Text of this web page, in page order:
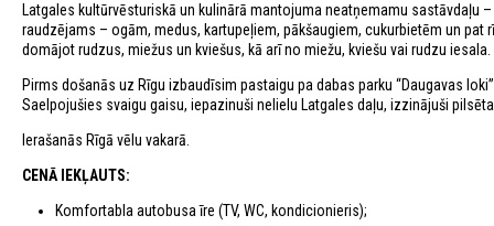
Latgales kultūrvēsturiskā un kulinārā mantojuma neatņemamu sastāvdaļu
raudzējams – ogām, medus, kartupeļiem, pākšaugiem, cukurbietēm un
domājot rudzus, miežus un kviešus, kā arī no miežu, kviešu vai rudzu
Pirms došanās uz Rīgu izbaudīsim pastaigu pa dabas parku “Daugavas
Saelpojušies svaigu gaisu, iepazinuši nelielu Latgales daļu, izzinājuši
Ierašanās Rīgā vēlu vakarā.
CENĀ IEKĻAUTS:
Komfortabla autobusa īre (TV, WC, kondicionieris);